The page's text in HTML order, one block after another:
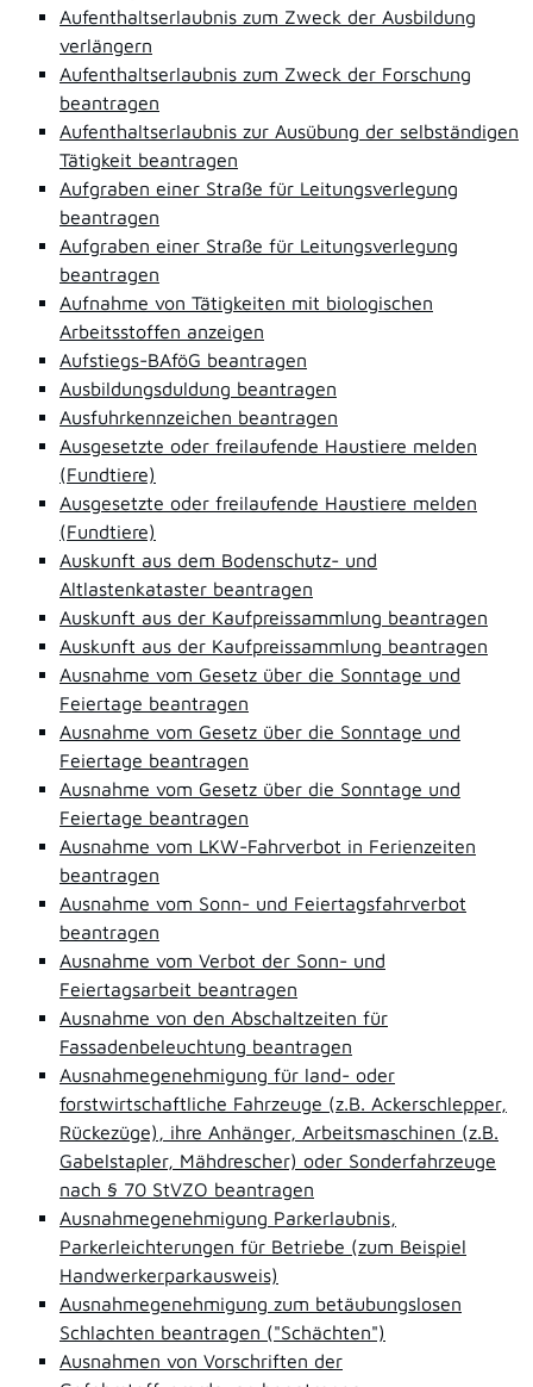
Aufenthaltserlaubnis zum Zweck der Ausbildung
verlängern
Aufenthaltserlaubnis zum Zweck der Forschung
beantragen
Aufenthaltserlaubnis zur Ausübung der selbständigen
Tätigkeit beantragen
Aufgraben einer Straße für Leitungsverlegung
beantragen
Aufgraben einer Straße für Leitungsverlegung
beantragen
Aufnahme von Tätigkeiten mit biologischen
Arbeitsstoffen anzeigen
Aufstiegs-BAföG beantragen
Ausbildungsduldung beantragen
Ausfuhrkennzeichen beantragen
Ausgesetzte oder freilaufende Haustiere melden
(Fundtiere)
Ausgesetzte oder freilaufende Haustiere melden
(Fundtiere)
Auskunft aus dem Bodenschutz- und
Altlastenkataster beantragen
Auskunft aus der Kaufpreissammlung beantragen
Auskunft aus der Kaufpreissammlung beantragen
Ausnahme vom Gesetz über die Sonntage und
Feiertage beantragen
Ausnahme vom Gesetz über die Sonntage und
Feiertage beantragen
Ausnahme vom Gesetz über die Sonntage und
Feiertage beantragen
Ausnahme vom LKW-Fahrverbot in Ferienzeiten
beantragen
Ausnahme vom Sonn- und Feiertagsfahrverbot
beantragen
Ausnahme vom Verbot der Sonn- und
Feiertagsarbeit beantragen
Ausnahme von den Abschaltzeiten für
Fassadenbeleuchtung beantragen
Ausnahmegenehmigung für land- oder
forstwirtschaftliche Fahrzeuge (z.B. Ackerschlepper,
Rückezüge), ihre Anhänger, Arbeitsmaschinen (z.B.
Gabelstapler, Mähdrescher) oder Sonderfahrzeuge
nach § 70 StVZO beantragen
Ausnahmegenehmigung Parkerlaubnis,
Parkerleichterungen für Betriebe (zum Beispiel
Handwerkerparkausweis)
Ausnahmegenehmigung zum betäubungslosen
Schlachten beantragen ("Schächten")
Ausnahmen von Vorschriften der